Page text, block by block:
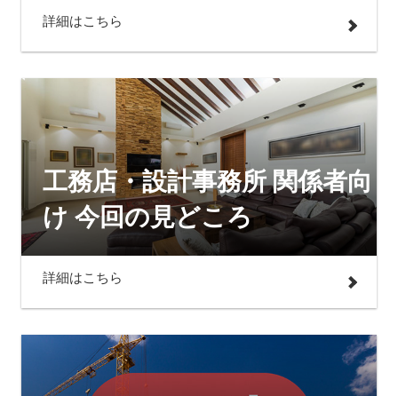
詳細はこちら
工務店・設計事務所 関係者向
け 今回の見どころ
詳細はこちら